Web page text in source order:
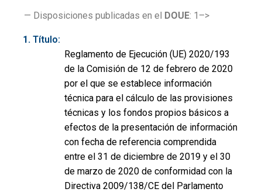
— Disposiciones publicadas en el DOUE: 1–>
Título:
Reglamento de Ejecución (UE) 2020/193
de la Comisión de 12 de febrero de 2020
por el que se establece información
técnica para el cálculo de las provisiones
técnicas y los fondos propios básicos a
efectos de la presentación de información
con fecha de referencia comprendida
entre el 31 de diciembre de 2019 y el 30
de marzo de 2020 de conformidad con la
Directiva 2009/138/CE del Parlamento